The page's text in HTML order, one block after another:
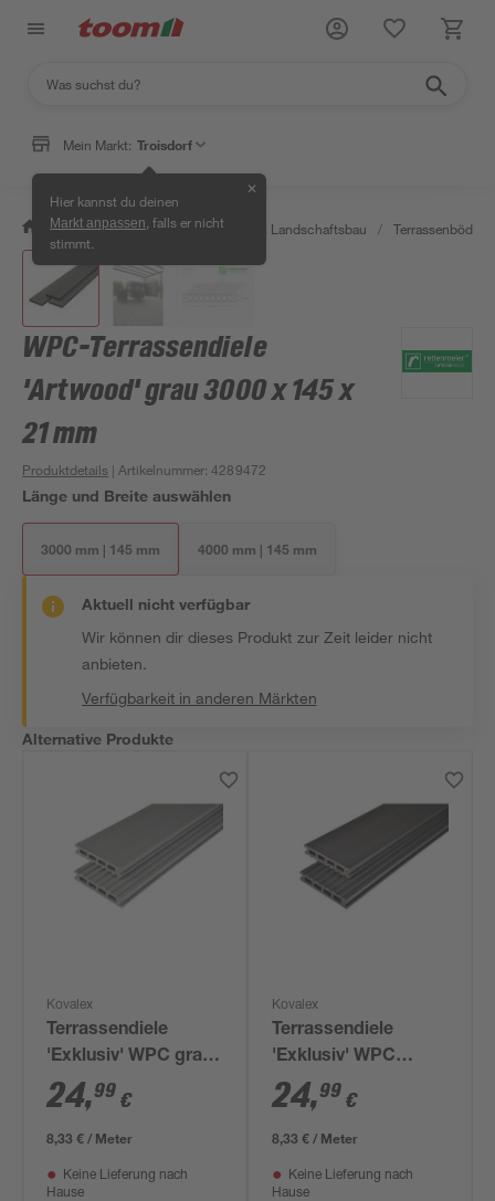
Mein Markt: Troisdorf
Hier kannst du deinen
Markt anpassen , falls er nicht
stimmt.
✕
/ Garten & Freizeit / Gartenbau & Landschaftsbau / Terrassenböden
WPC-Terrassendiele
'Artwood' grau 3000 x 145 x
21 mm
Produktdetails | Artikelnummer:4289472
Länge und Breite auswählen
3000 mm | 145 mm 4000 mm | 145 mm
Aktuell nicht verfügbar
Wir können dir dieses Produkt zur Zeit leider nicht
anbieten.
Verfügbarkeit in anderen Märkten
Alternative Produkte
Kovalex
Terrassendiele
'Exklusiv' WPC grau
3000 x 145 x 26 mm
24,99 €
8,33 € / Meter
Keine Lieferung nach
Hause
Kovalex
Terrassendiele
'Exklusiv' WPC
graubraun 3000 x
145 x 26 mm
24,99 €
8,33 € / Meter
Keine Lieferung nach
Hause